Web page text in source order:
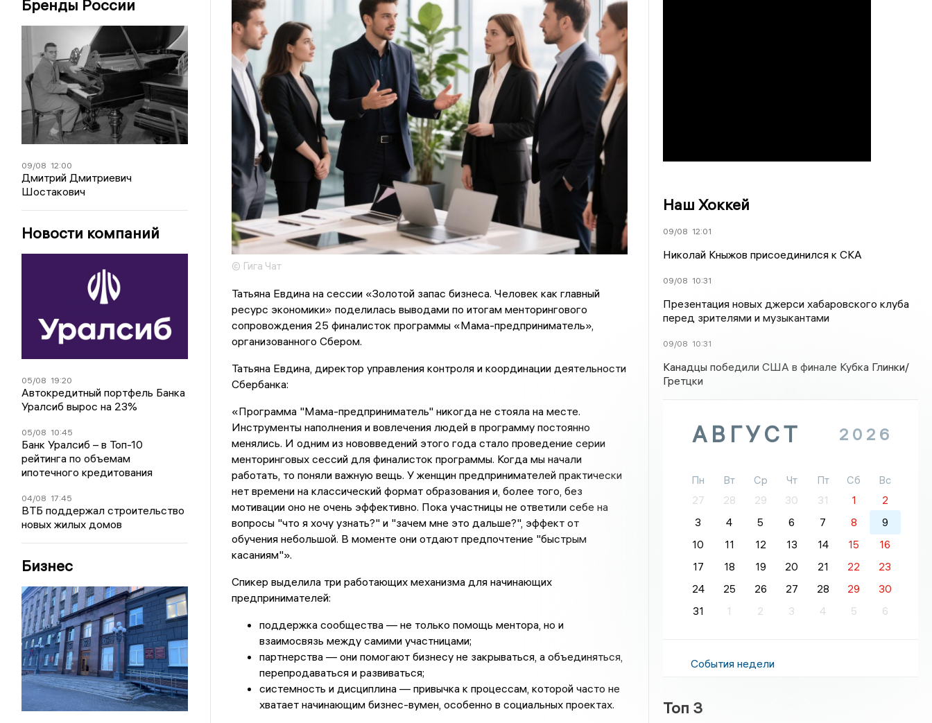
Бренды России
09/08 12:00
Дмитрий Дмитриевич
Шостакович
Новости компаний
05/08 19:20
Автокредитный портфель Банка
Уралсиб вырос на 23%
05/08 10:45
Банк Уралсиб – в Топ-10
рейтинга по объемам
ипотечного кредитования
04/08 17:45
ВТБ поддержал строительство
новых жилых домов
Бизнес
© Гига Чат
Татьяна Евдина на сессии «Золотой запас бизнеса. Человек как главный
ресурс экономики» поделилась выводами по итогам менторингового
сопровождения 25 финалисток программы «Мама-предприниматель»,
организованного Сбером.
Татьяна Евдина, директор управления контроля и координации деятельности
Сбербанка:
«Программа "Мама-предприниматель" никогда не стояла на месте.
Инструменты наполнения и вовлечения людей в программу постоянно
менялись. И одним из нововведений этого года стало проведение серии
менторинговых сессий для финалисток программы. Когда мы начали
работать, то поняли важную вещь. У женщин предпринимателей практически
нет времени на классический формат образования и, более того, без
мотивации оно не очень эффективно. Пока участницы не ответили себе на
вопросы "что я хочу узнать?" и "зачем мне это дальше?", эффект от
обучения небольшой. В моменте они отдают предпочтение "быстрым
касаниям"».
Спикер выделила три работающих механизма для начинающих
предпринимателей:
поддержка сообщества — не только помощь ментора, но и
взаимосвязь между самими участницами;
партнерства — они помогают бизнесу не закрываться, а объединяться,
перепродаваться и развиваться;
системность и дисциплина — привычка к процессам, которой часто не
хватает начинающим бизнес-вумен, особенно в социальных проектах.
Наш Хоккей
09/08 12:01
Николай Кныжов присоединился к СКА
09/08 10:31
Презентация новых джерси хабаровского клуба
перед зрителями и музыкантами
09/08 10:31
Канадцы победили США в финале Кубка Глинки/
Гретцки
АВГУСТ 2026
Пн Вт Ср Чт Пт Сб
Вс
27
28 29 30 31 1
2
3
4 5 6 7 8
9
10
11 12 13 14 15
16
17
18 19 20 21 22
23
24
25 26 27 28 29
30
31
1 2 3 4 5 6
События недели
Топ 3